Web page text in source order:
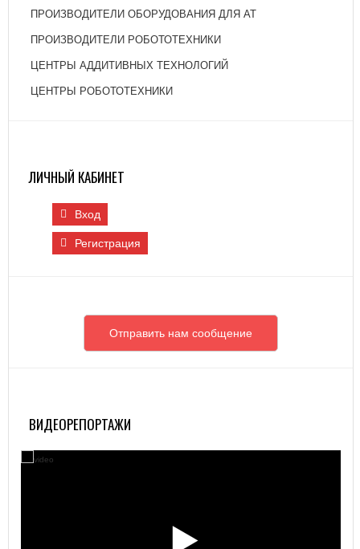
ПРОИЗВОДИТЕЛИ ОБОРУДОВАНИЯ ДЛЯ АТ
ПРОИЗВОДИТЕЛИ РОБОТОТЕХНИКИ
ЦЕНТРЫ АДДИТИВНЫХ ТЕХНОЛОГИЙ
ЦЕНТРЫ РОБОТОТЕХНИКИ
ЛИЧНЫЙ КАБИНЕТ
Вход
Регистрация
Отправить нам сообщение
ВИДЕОРЕПОРТАЖИ